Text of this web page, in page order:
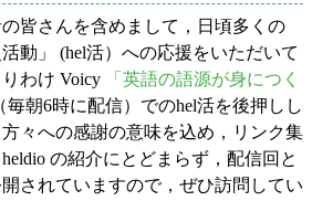
皆さんを含めまして，日頃多くの
動」 (hel活）への応援をいただいて
わけ Voicy
「英語の語源が身につく
（毎朝6時に配信）でのhel活を後押しし
々への感謝の意味を込め，リンク集
の紹介にとどまらず，配信回と
されていますので，ぜひ訪問してい